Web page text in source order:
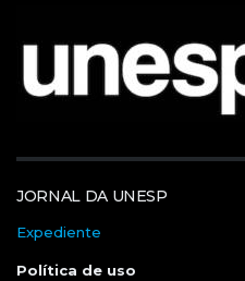
JORNAL DA UNESP
Expediente
Política de uso